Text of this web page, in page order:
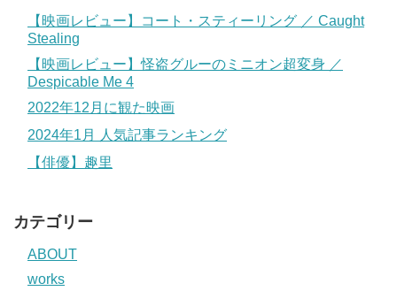
【映画レビュー】コート・スティーリング ／ Caught
Stealing
【映画レビュー】怪盗グルーのミニオン超変身 ／
Despicable Me 4
2022年12月に観た映画
2024年1月 人気記事ランキング
【俳優】趣里
カテゴリー
ABOUT
works